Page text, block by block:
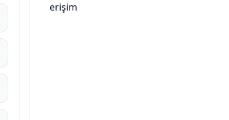
erişim